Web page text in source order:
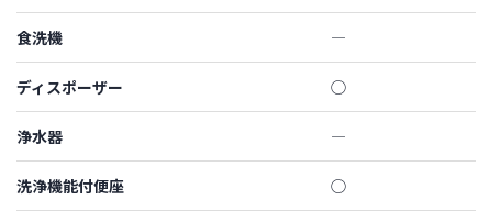
食洗機 ―
ディスポーザー ◯
浄水器 ―
洗浄機能付便座 ◯